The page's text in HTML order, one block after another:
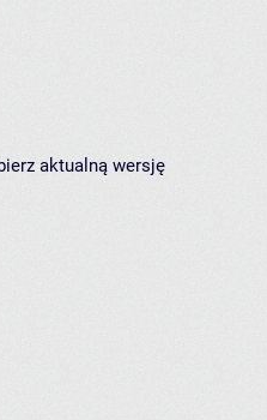
aktualną wersję